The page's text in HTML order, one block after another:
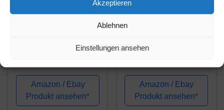
Akzeptieren
Ablehnen
Einstellungen ansehen
Griffpolster (Farbe:
Besonders
handfreundlich,
schützen vor Druck und
Schwielen
Amazon / Ebay
Produkt ansehen*
Amazon.de
15,99€
Polster für Gehstütze (2
Unterarmgehstütze -
Zubehör gegen
Reibung Druck Kissen
Puffer für Ellenbogen
Amazon / Ebay
Produkt ansehen*